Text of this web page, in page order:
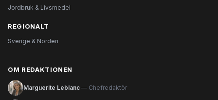
Jordbruk & Livsmedel
REGIONALT
Sverige & Norden
OM REDAKTIONEN
Marguerite Leblanc — Chefredaktör